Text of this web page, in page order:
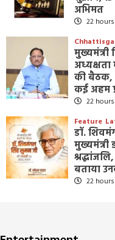
अभिमत
22
अध्यक्षता
की बैठक,
कई अहम
22
Feature
डॉ.
मुख्यमंत्री
बताया
22